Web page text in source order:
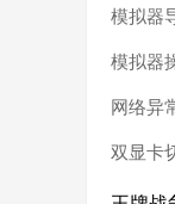
模拟器
模拟器
网络异
双显卡